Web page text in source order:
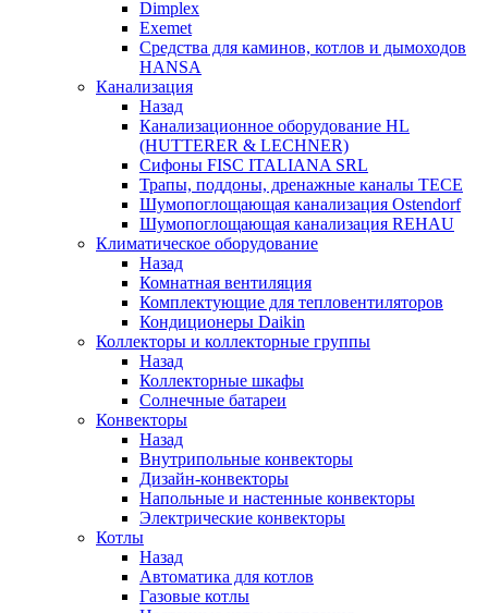
Dimplex
Exemet
Средства для каминов, котлов и дымоходов
HANSA
Канализация
Назад
Канализационное оборудование HL
(HUTTERER & LECHNER)
Сифоны FISC ITALIANA SRL
Трапы, поддоны, дренажные каналы TECE
Шумопоглощающая канализация Ostendorf
Шумопоглощающая канализация REHAU
Климатическое оборудование
Назад
Комнатная вентиляция
Комплектующие для тепловентиляторов
Кондиционеры Daikin
Коллекторы и коллекторные группы
Назад
Коллекторные шкафы
Солнечные батареи
Конвекторы
Назад
Внутрипольные конвекторы
Дизайн-конвекторы
Напольные и настенные конвекторы
Электрические конвекторы
Котлы
Назад
Автоматика для котлов
Газовые котлы